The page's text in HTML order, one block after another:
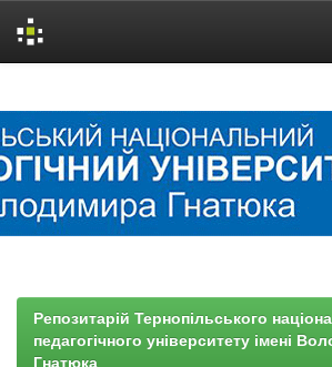
Репозитарій Тернопільського
педагогічного університету імені
Гнатюка